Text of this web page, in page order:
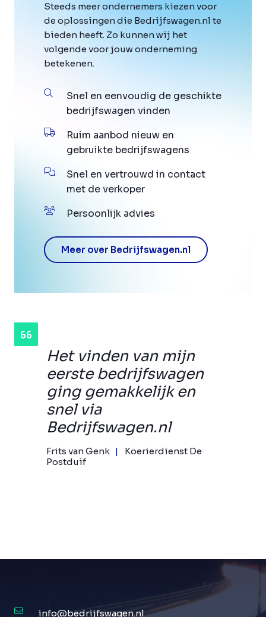
Het vinden van mijn
eerste bedrijfswagen
ging gemakkelijk en
snel via
Bedrijfswagen.nl
Frits van Genk
Koerierdienst De
Postduif
Steeds meer ondernemers kiezen voor
de oplossingen die Bedrijfswagen.nl te
bieden heeft. Zo kunnen wij het
volgende voor jouw onderneming
betekenen.
Snel en eenvoudig de geschikte
bedrijfswagen vinden
Ruim aanbod nieuw en
gebruikte bedrijfswagens
Snel en vertrouwd in contact
met de verkoper
Persoonlijk advies
Meer over Bedrijfswagen.nl
info@bedrijfswagen.nl